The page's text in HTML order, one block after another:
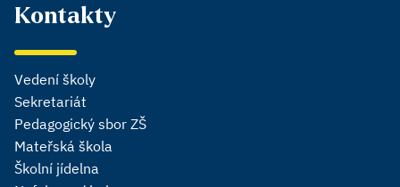
Kontakty
Vedení školy
Sekretariát
Pedagogický sbor ZŠ
Mateřská škola
Školní jídelna